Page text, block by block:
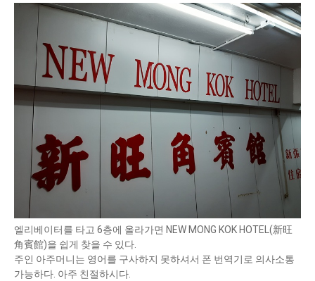
엘리베이터를 타고 6층에 올라가면 NEW MONG KOK HOTEL(新旺
角賓館)을 쉽게 찾을 수 있다.
주인 아주머니는 영어를 구사하지 못하셔서 폰 번역기로 의사소통
가능하다. 아주 친절하시다.